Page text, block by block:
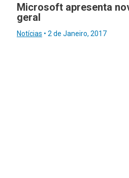
Microsoft apresenta
geral
Notícias • 2 de Janeiro, 2017